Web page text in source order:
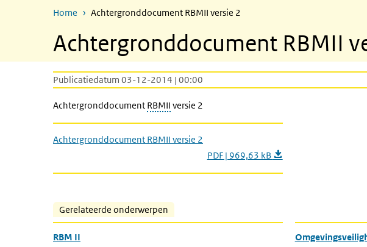
Home Achtergronddocument RBMII versie 2
Achtergronddocument RBMII
Publicatiedatum 03-12-2014 | 00:00
Achtergronddocument RBMII versie 2
Achtergronddocument RBMII versie 2
PDF | 969,63 kB
Gerelateerde onderwerpen
RBM II